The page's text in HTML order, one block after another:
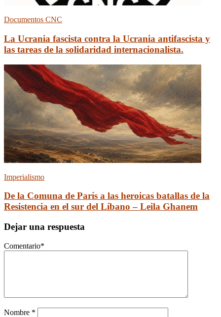
Documentos CNC
La Ucrania fascista contra la Ucrania antifascista y
las tareas de la solidaridad internacionalista.
Imperialismo
De la Comuna de París a las heroicas batallas de la
Resistencia en el sur del Líbano – Leila Ghanem
Dejar una respuesta
Comentario*
Nombre *